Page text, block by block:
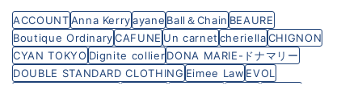
ACCOUNTAnna Kerryayane Ball＆Chain BEAURE
Boutique OrdinaryCAFUNE Un carnet cheriellaCHIGNON
CYAN TOKYO Dignite collierDONA MARIE-ドナマリー
DOUBLE STANDARD CLOTHING Eimee Law EVOL